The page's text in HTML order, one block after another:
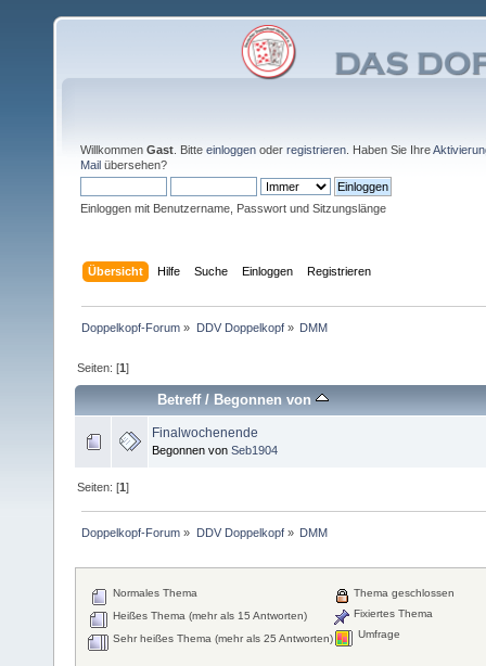
Willkommen Gast . Bitte einloggen oder registrieren . Haben Sie Ihre
Mail übersehen?
Einloggen mit Benutzername, Passwort und Sitzungslänge
Übersicht Hilfe Suche Einloggen Registrieren
Doppelkopf-Forum » DDV Doppelkopf» DMM
Seiten: [1]
Betreff/Begonnen von
Finalwochenende
Begonnen von Seb1904
Seiten: [1]
Doppelkopf-Forum » DDV Doppelkopf» DMM
Normales Thema
Heißes Thema (mehr als 15 Antworten)
Sehr heißes Thema (mehr als 25 Antworten)
Thema geschlossen
Fixiertes Thema
Umfrage